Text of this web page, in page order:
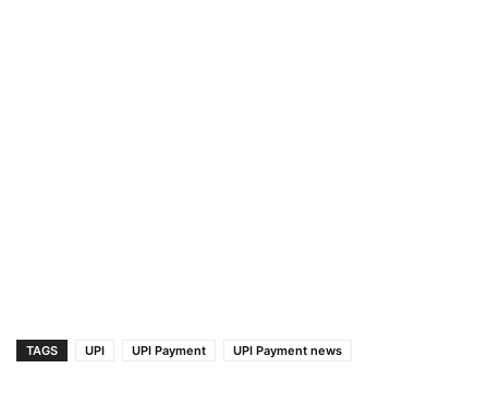
TAGS UPI UPI Payment UPI Payment news